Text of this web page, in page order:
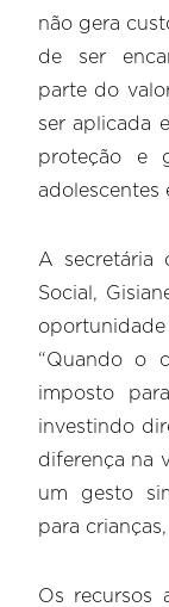
não gera
de ser
parte do
ser aplicada
proteção e
adolescentes
A secretária
Social,
“Quando o
imposto
investindo
diferença na
um gesto
para
Os recursos